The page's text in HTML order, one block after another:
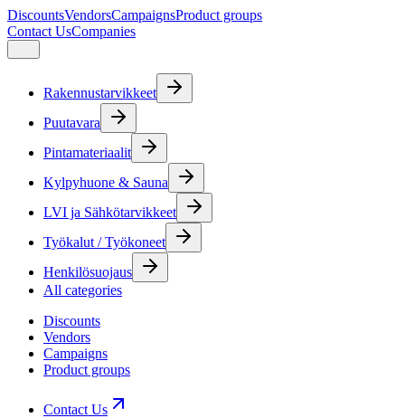
DiscountsVendorsCampaignsProduct groups
Contact UsCompanies
Rakennustarvikkeet
Puutavara
Pintamateriaalit
Kylpyhuone & Sauna
LVI ja Sähkötarvikkeet
Työkalut / Työkoneet
Henkilösuojaus
All categories
Discounts
Vendors
Campaigns
Product groups
Contact Us